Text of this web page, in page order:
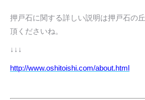
押戸石に関する詳しい説明は押戸石の
頂くださいね。
↓↓↓
http://www.oshitoishi.com/about.html